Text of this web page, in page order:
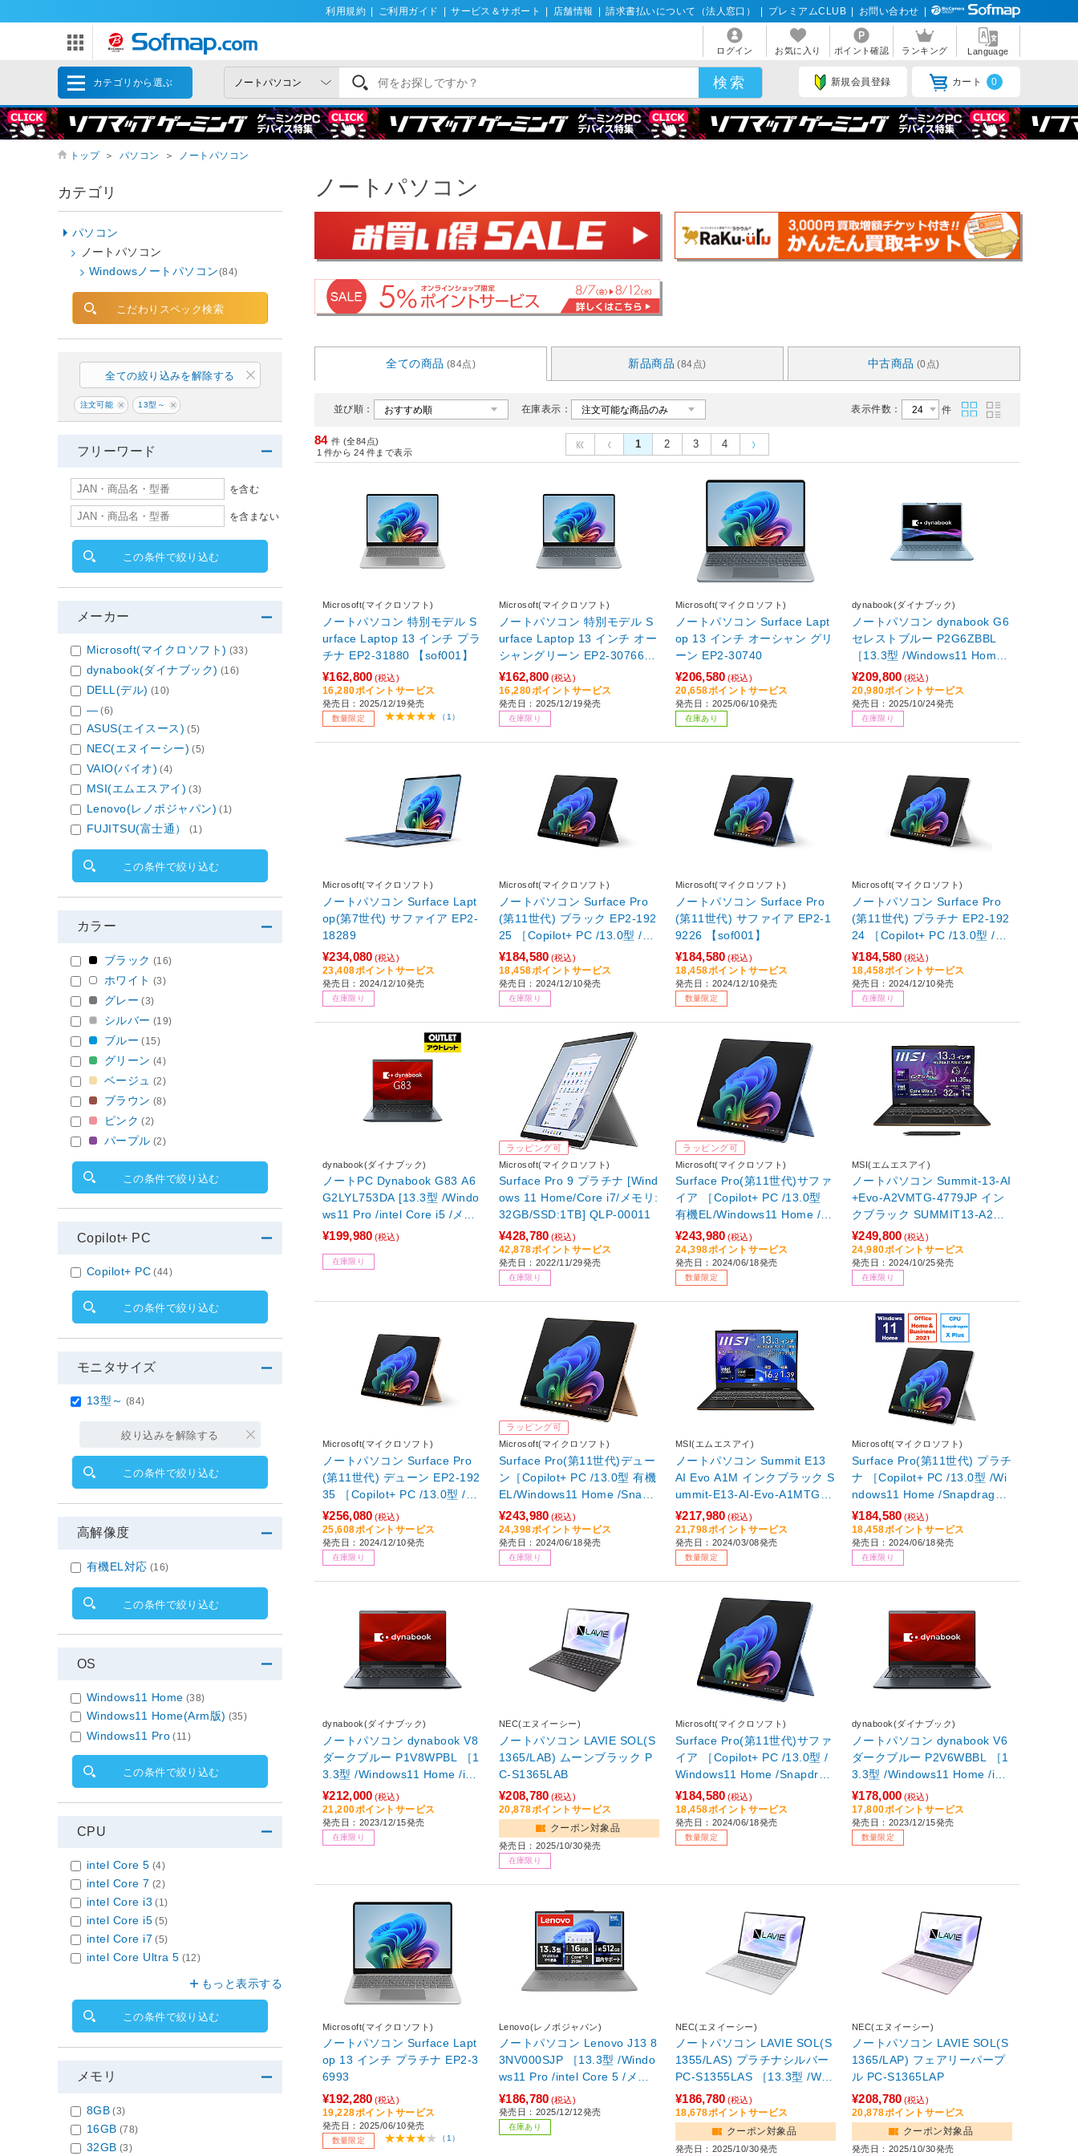
利用規約 ご利用ガイド サービス＆サポート 店舗情報 請求書払いについて（法人窓口） プレミアムCLUB お問い合わせ
ログイン お気に入り ポイント確認 ランキング Language
カテゴリから選ぶ 新規会員登録 カート 0
トップ ＞ パソコン ＞ ノートパソコン
ノートパソコン
全ての商品 (84点) 新品商品 (84点) 中古商品 (0点)
並び順： 在庫表示： 表示件数： 件
84 件 (全84点)
1 件から 24 件まで表示
1 2 3 4
Microsoft(マイクロソフト)
ノートパソコン 特別モデル S
urface Laptop 13 インチ プラ
チナ EP2-31880 【sof001】
¥162,800 (税込)
16,280ポイントサービス
発売日：2025/12/19発売
数量限定 （1）
Microsoft(マイクロソフト)
ノートパソコン 特別モデル S
urface Laptop 13 インチ オー
シャングリーン EP2-30766
【sof001】
¥162,800 (税込)
16,280ポイントサービス
発売日：2025/12/19発売
在庫限り
Microsoft(マイクロソフト)
ノートパソコン Surface Lapt
op 13 インチ オーシャン グリ
ーン EP2-30740
¥206,580 (税込)
20,658ポイントサービス
発売日：2025/06/10発売
在庫あり
dynabook(ダイナブック)
ノートパソコン dynabook G6
セレストブルー P2G6ZBBL
［13.3型 /Windows11 Home /
intel Core Ultra 5 /メモリ：16
GB /SSD：512GB /Office Ho
me and Business /日本語版キ
ーボード /2025年秋冬モデ
ル］
¥209,800 (税込)
20,980ポイントサービス
発売日：2025/10/24発売
在庫限り
Microsoft(マイクロソフト)
ノートパソコン Surface Lapt
op(第7世代) サファイア EP2-
18289
¥234,080 (税込)
23,408ポイントサービス
発売日：2024/12/10発売
在庫限り
Microsoft(マイクロソフト)
ノートパソコン Surface Pro
(第11世代) ブラック EP2-192
25 ［Copilot+ PC /13.0型 /Wi
ndows11 Home(Arm版) /Sna
pdragon X Plus /メモリ：16G
B /SSD：512GB /M365 (24か
月) or Office 選択可能 /2024
年12月モデル］
¥184,580 (税込)
18,458ポイントサービス
発売日：2024/12/10発売
在庫限り
Microsoft(マイクロソフト)
ノートパソコン Surface Pro
(第11世代) サファイア EP2-1
9226 【sof001】
¥184,580 (税込)
18,458ポイントサービス
発売日：2024/12/10発売
数量限定
Microsoft(マイクロソフト)
ノートパソコン Surface Pro
(第11世代) プラチナ EP2-192
24 ［Copilot+ PC /13.0型 /Wi
ndows11 Home(Arm版) /Sna
pdragon X Plus /メモリ：16G
B /SSD：512GB /M365 (24か
月) or Office 選択可能 /2024
年12月モデル］
¥184,580 (税込)
18,458ポイントサービス
発売日：2024/12/10発売
在庫限り
dynabook(ダイナブック)
ノートPC Dynabook G83 A6
G2LYL753DA [13.3型 /Windo
ws11 Pro /intel Core i5 /メモ
リ：16GB /SSD：256GB /Offi
産完了品】
¥199,980 (税込)
在庫限り
ラッピング可
Microsoft(マイクロソフト)
Surface Pro 9 プラチナ [Wind
ows 11 Home/Core i7/メモリ:
32GB/SSD:1TB] QLP-00011
¥428,780 (税込)
42,878ポイントサービス
発売日：2022/11/29発売
在庫限り
ラッピング可
Microsoft(マイクロソフト)
Surface Pro(第11世代)サファ
イア ［Copilot+ PC /13.0型
有機EL/Windows11 Home /Sn
apdragon X Elite /メモリ：16
GB /SSD：512GB /Office Ho
meandBusiness /2024年6月
モデル］ 【ペン・キーボード
別売】【864】
¥243,980 (税込)
24,398ポイントサービス
発売日：2024/06/18発売
数量限定
MSI(エムエスアイ)
ノートパソコン Summit-13-AI
+Evo-A2VMTG-4779JP イン
クブラック SUMMIT13-A2VM
TG-4779JP ［13.3型 /Windo
ws11 Pro /intel Core Ultra 7 /
メモリ：32GB /SSD：1TB /日
本語版キーボード /2024年10
月モデル］
¥249,800 (税込)
24,980ポイントサービス
発売日：2024/10/25発売
在庫限り
Microsoft(マイクロソフト)
ノートパソコン Surface Pro
(第11世代) デューン EP2-192
35 ［Copilot+ PC /13.0型 /Wi
ndows11 Home(Arm版) /Sna
pdragon X Elite /メモリ：16G
B /SSD：1TB /M365 (24か月)
or Office 選択可能 /2024年12
月モデル］
¥256,080 (税込)
25,608ポイントサービス
発売日：2024/12/10発売
在庫限り
ラッピング可
Microsoft(マイクロソフト)
Surface Pro(第11世代)デュー
ン［Copilot+ PC /13.0型 有機
EL/Windows11 Home /Snapd
ragon X Elite /メモリ：16GB
/SSD：512GB /Office Homea
ndBusiness /2024年6月モデ
ル］ 【ペン・キーボード別
売】
¥243,980 (税込)
24,398ポイントサービス
発売日：2024/06/18発売
在庫限り
MSI(エムエスアイ)
ノートパソコン Summit E13
AI Evo A1M インクブラック S
ummit-E13-AI-Evo-A1MTG-4
099JP ［13.3型 /Windows11
Pro /intel Core Ultra 7 /メモ
リ：16GB /SSD：512GB /日
本語版キーボード /2024年3月
モデル］ 【sof001】
¥217,980 (税込)
21,798ポイントサービス
発売日：2024/03/08発売
数量限定
Microsoft(マイクロソフト)
Surface Pro(第11世代) プラチ
ナ ［Copilot+ PC /13.0型 /Wi
ndows11 Home /Snapdragon
X Plus /メモリ：16GB /SS
D：512GB /Office HomeandB
usiness /2024年6月モデル］
【ペン・キーボード別売】
¥184,580 (税込)
18,458ポイントサービス
発売日：2024/06/18発売
在庫限り
dynabook(ダイナブック)
ノートパソコン dynabook V8
ダークブルー P1V8WPBL ［1
3.3型 /Windows11 Home /inte
l Core i7 /メモリ：16GB /SS
D：512GB /Office Home and
Business /日本語版キーボー
ド /2023年秋冬モデル］
¥212,000 (税込)
21,200ポイントサービス
発売日：2023/12/15発売
在庫限り
NEC(エヌイーシー)
ノートパソコン LAVIE SOL(S
1365/LAB) ムーンブラック P
C-S1365LAB
¥208,780 (税込)
20,878ポイントサービス
クーポン対象品
発売日：2025/10/30発売
在庫限り
Microsoft(マイクロソフト)
Surface Pro(第11世代)サファ
イア ［Copilot+ PC /13.0型 /
Windows11 Home /Snapdrag
on X Plus /メモリ：16GB /SS
D：512GB /Office HomeandB
usiness /2024年6月モデル］
【ペン・キーボード別売】【s
¥184,580 (税込)
18,458ポイントサービス
発売日：2024/06/18発売
数量限定
dynabook(ダイナブック)
ノートパソコン dynabook V6
ダークブルー P2V6WBBL ［1
3.3型 /Windows11 Home /inte
l Core i5 /メモリ：16GB /SS
D：256GB /Office Home and
Business /日本語版キーボー
ド /2023年秋冬モデル］ 【sof
¥178,000 (税込)
17,800ポイントサービス
発売日：2023/12/15発売
数量限定
Microsoft(マイクロソフト)
ノートパソコン Surface Lapt
op 13 インチ プラチナ EP2-3
6993
¥192,280 (税込)
19,228ポイントサービス
発売日：2025/06/10発売
数量限定 （1）
Lenovo(レノボジャパン)
ノートパソコン Lenovo J13 8
3NV000SJP ［13.3型 /Windo
ws11 Pro /intel Core 5 /メモ
リ：16GB /SSD：512GB /Offi
ce Home and Business /日本
語版キーボード /2025年12月
¥186,780 (税込)
発売日：2025/12/12発売
在庫あり
NEC(エヌイーシー)
ノートパソコン LAVIE SOL(S
1355/LAS) プラチナシルバー
PC-S1355LAS ［13.3型 /Win
dows11 Home /intel Core i5 /
メモリ：16GB /SSD：512GB
/Office Home and Business /
日本語版キーボード /2025年
¥186,780 (税込)
18,678ポイントサービス
クーポン対象品
発売日：2025/10/30発売
NEC(エヌイーシー)
ノートパソコン LAVIE SOL(S
1365/LAP) フェアリーパープ
ル PC-S1365LAP
¥208,780 (税込)
20,878ポイントサービス
クーポン対象品
発売日：2025/10/30発売
カテゴリ
パソコン
ノートパソコン
Windowsノートパソコン(84)
こだわりスペック検索
全ての絞り込みを解除する
注文可能 13型～
フリーワード
を含む
を含まない
この条件で絞り込む
メーカー
Microsoft(マイクロソフト) (33)
dynabook(ダイナブック) (16)
DELL(デル) (10)
― (6)
ASUS(エイスース) (5)
NEC(エヌイーシー) (5)
VAIO(バイオ) (4)
MSI(エムエスアイ) (3)
Lenovo(レノボジャパン) (1)
FUJITSU(富士通） (1)
この条件で絞り込む
カラー
ブラック (16)
ホワイト (3)
グレー (3)
シルバー (19)
ブルー (15)
グリーン (4)
ベージュ (2)
ブラウン (8)
ピンク (2)
パープル (2)
この条件で絞り込む
Copilot+ PC
Copilot+ PC (44)
この条件で絞り込む
モニタサイズ
13型～ (84)
絞り込みを解除する
この条件で絞り込む
高解像度
有機EL対応 (16)
この条件で絞り込む
OS
Windows11 Home (38)
Windows11 Home(Arm版) (35)
Windows11 Pro (11)
この条件で絞り込む
CPU
intel Core 5 (4)
intel Core 7 (2)
intel Core i3 (1)
intel Core i5 (5)
intel Core i7 (5)
intel Core Ultra 5 (12)
もっと表示する
この条件で絞り込む
メモリ
8GB (3)
16GB (78)
32GB (3)